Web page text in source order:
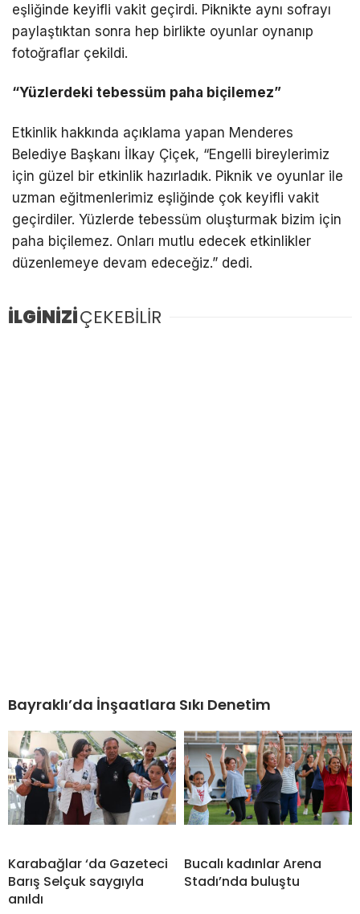
eşliğinde keyifli vakit geçirdi. Piknikte aynı sofrayı
paylaştıktan sonra hep birlikte oyunlar oynanıp
fotoğraflar çekildi.
“Yüzlerdeki tebessüm paha biçilemez”
Etkinlik hakkında açıklama yapan Menderes
Belediye Başkanı İlkay Çiçek, “Engelli bireylerimiz
için güzel bir etkinlik hazırladık. Piknik ve oyunlar ile
uzman eğitmenlerimiz eşliğinde çok keyifli vakit
geçirdiler. Yüzlerde tebessüm oluşturmak bizim için
paha biçilemez. Onları mutlu edecek etkinlikler
düzenlemeye devam edeceğiz.” dedi.
İLGİNİZİÇEKEBİLİR
Bayraklı’da İnşaatlara Sıkı Denetim
Karabağlar ‘da Gazeteci
Barış Selçuk saygıyla
anıldı
Bucalı kadınlar Arena
Stadı’nda buluştu